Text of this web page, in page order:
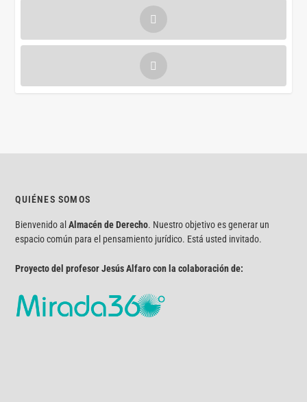
QUIÉNES SOMOS
Bienvenido alAlmacén de Derecho. Nuestro objetivo es generar un
espacio común para el pensamiento jurídico. Está usted invitado.
Proyecto del profesor Jesús Alfaro con la colaboración de: